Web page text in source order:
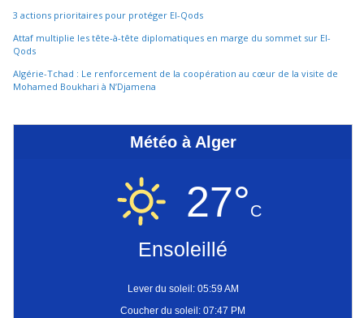
3 actions prioritaires pour protéger El-Qods
Attaf multiplie les tête-à-tête diplomatiques en marge du sommet sur El-
Qods
Algérie-Tchad : Le renforcement de la coopération au cœur de la visite de
Mohamed Boukhari à N’Djamena
Météo à Alger
27°C
Ensoleillé
Lever du soleil: 05:59 AM
Coucher du soleil: 07:47 PM